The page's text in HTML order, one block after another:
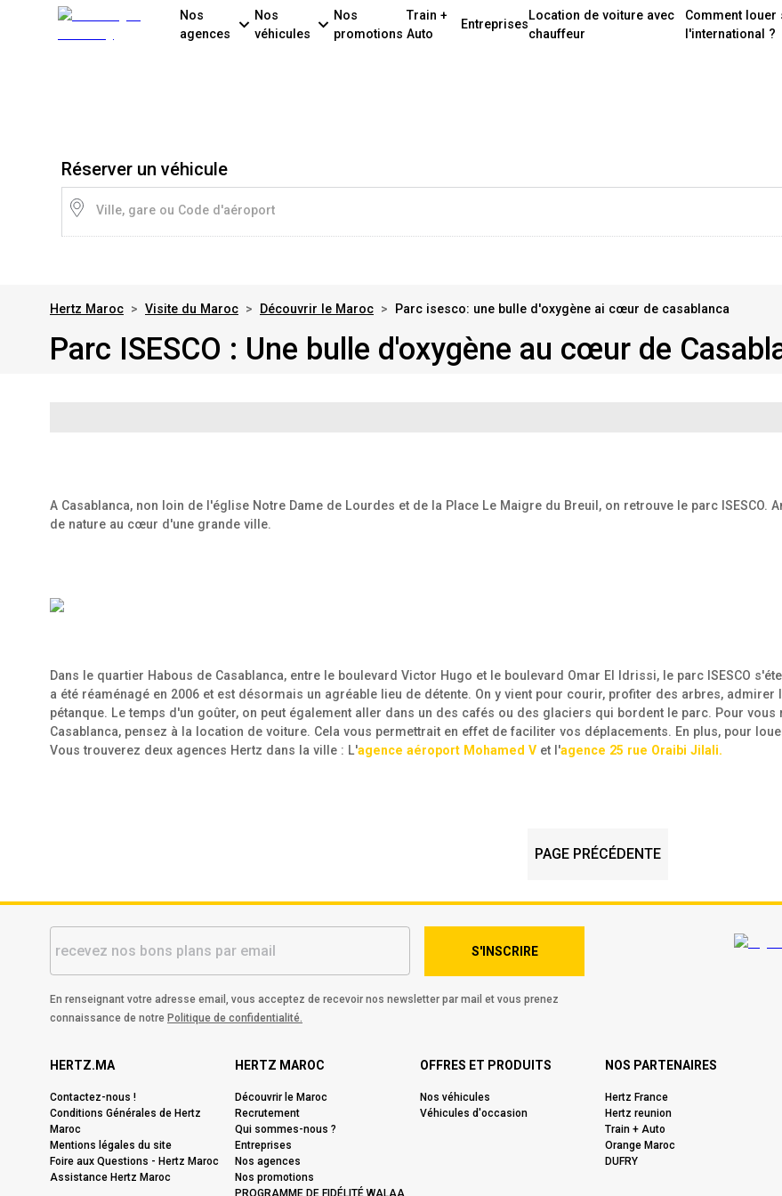
Nos
agences
Nos
véhicules
Nos
promotions
Train +
Auto
Entreprises
Location de voiture avec
chauffeur
Comment louer
l'international ?
Réserver un véhicule
Ville, gare ou Code d'aéroport
Hertz Maroc > Visite du Maroc > Découvrir le Maroc > Parc isesco: une bulle d'oxygène ai cœur de casablanca
Parc ISESCO : Une bulle d'oxygène au cœur de
A Casablanca, non loin de l'église Notre Dame de Lourdes et de la Place Le Maigre du Breuil, on retrouve le parc ISESCO.
de nature au cœur d'une grande ville.
Dans le quartier Habous de Casablanca, entre le boulevard Victor Hugo et le boulevard Omar El Idrissi, le parc ISESCO
a été réaménagé en 2006 et est désormais un agréable lieu de détente. On y vient pour courir, profiter des arbres,
pétanque. Le temps d'un goûter, on peut également aller dans un des cafés ou des glaciers qui bordent le parc. Pour vous
Casablanca, pensez à la location de voiture. Cela vous permettrait en effet de faciliter vos déplacements. En plus, pour
Vous trouverez deux agences Hertz dans la ville : L'agence aéroport Mohamed V et l'agence 25 rue Oraibi Jilali.
PAGE PRÉCÉDENTE
S'INSCRIRE
En renseignant votre adresse email, vous acceptez de recevoir nos newsletter par mail et vous prenez
connaissance de notre Politique de confidentialité.
HERTZ.MA
Contactez-nous !
Conditions Générales de Hertz
Maroc
Mentions légales du site
Foire aux Questions - Hertz Maroc
Assistance Hertz Maroc
HERTZ MAROC
Découvrir le Maroc
Recrutement
Qui sommes-nous ?
Entreprises
Nos agences
Nos promotions
PROGRAMME DE FIDÉLITÉ WALAA
OFFRES ET PRODUITS
Nos véhicules
Véhicules d'occasion
NOS PARTENAIRES
Hertz France
Hertz reunion
Train + Auto
Orange Maroc
DUFRY